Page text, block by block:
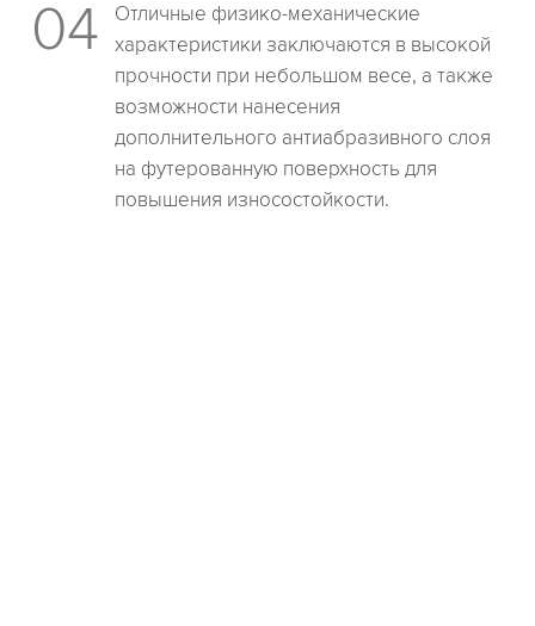
Отличные физико-механические
характеристики заключаются в высокой
прочности при небольшом весе, а также
возможности нанесения
дополнительного антиабразивного слоя
на футерованную поверхность для
повышения износостойкости.